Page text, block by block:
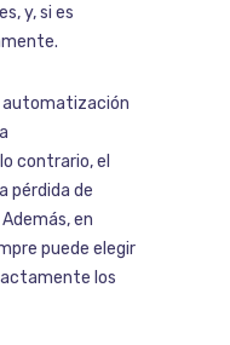
y, si es
automatización
contrario, el
pérdida de
en
puede elegir
los